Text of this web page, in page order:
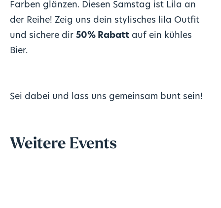
Farben glänzen. Diesen Samstag ist Lila an
der Reihe! Zeig uns dein stylisches lila Outfit
und sichere dir 50% Rabattauf ein kühles
Bier.
Sei dabei und lass uns gemeinsam bunt sein!
Weitere Events